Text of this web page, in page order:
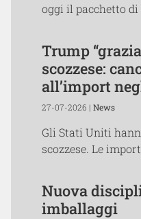
oggi il pacchetto di
Trump
scozzese:
all’import
27-07-2026 | News
Gli Stati Uniti
scozzese. Le
Nuova
imballaggi